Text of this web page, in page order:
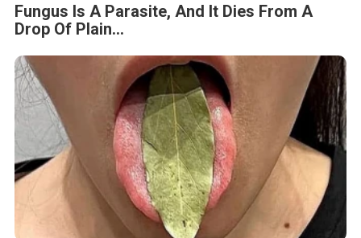
Fungus Is A Parasite, And It Dies From A
Drop Of Plain...